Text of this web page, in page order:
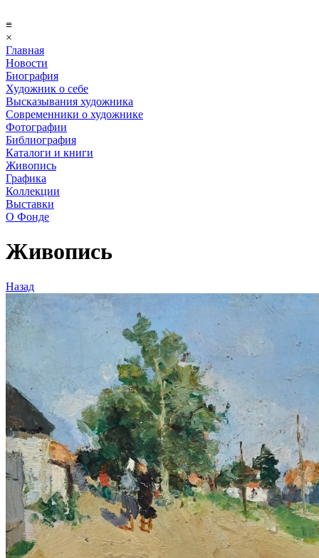
≡
×
Главная
Новости
Биография
Художник о себе
Выcказывания художника
Современники о художнике
Фотографии
Библиография
Каталоги и книги
Живопись
Графика
Коллекции
Выставки
О Фонде
Живопись
Назад